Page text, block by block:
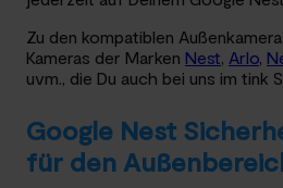
Zu den kompatiblen
Kameras der Marken Nest, Arlo,
uvm., die Du auch bei uns im tink
Google Nest
für den